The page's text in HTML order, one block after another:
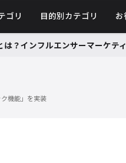
ゴリ 目的別カテゴリ
？インフルエンサーマーケテ
機能」を実装